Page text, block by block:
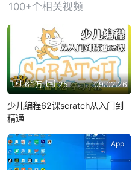
100+个相关视频
6.1万 25 09:02:26
App
少儿编程62课scratch从入门到
精通
App